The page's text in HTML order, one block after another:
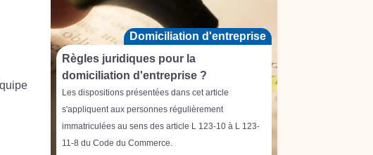
Domiciliation d'entreprise
Règles juridiques pour la
domiciliation d'entreprise ?
Les dispositions présentées dans cet article
s'appliquent aux personnes régulièrement
immatriculées au sens des article L 123-10 à L 123-
11-8 du Code du Commerce.